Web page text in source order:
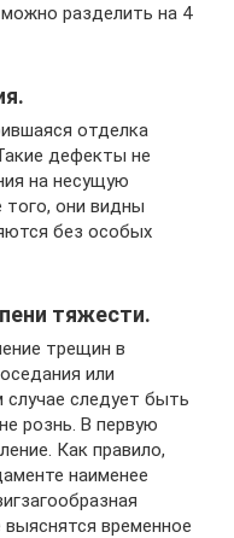
разделить на 4
отделка
дефекты не
на несущую
они видны
без особых
тяжести.
трещин в
или
следует быть
рознь. В первую
Как правило,
наименее
временное